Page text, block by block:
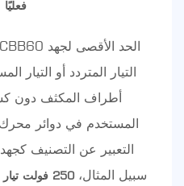
ما يتحكم فيه تصنيف الجهد (V) فعليًا
التيار المتردد أو التيار
أطراف المكثف دون
التعبير عن التصنيف
سبيل المثال، 250 فولت تيار متردد